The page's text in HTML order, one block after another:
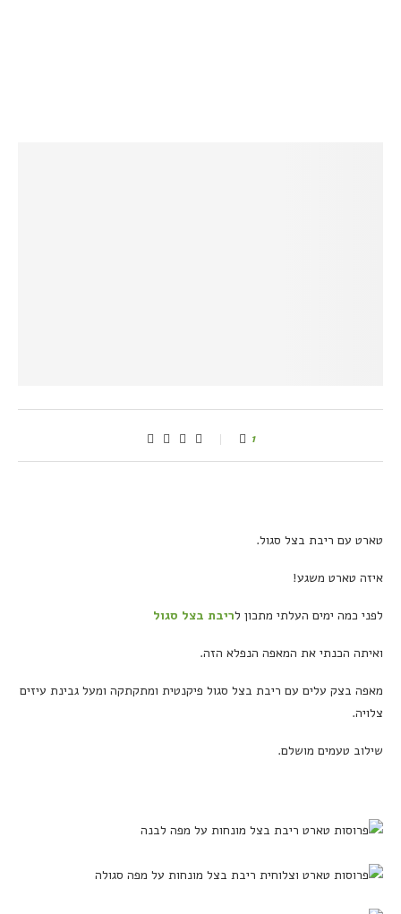
1
טארט עם ריבת בצל סגול.
איזה טארט משגע!
לפני כמה ימים העלתי מתכון לריבת בצל סגול
ואיתה הכנתי את המאפה הנפלא הזה.
מאפה בצק עלים עם ריבת בצל סגול פיקנטית ומתקתקה ומעל גבינת עיזים
צלויה.
שילוב טעמים מושלם.